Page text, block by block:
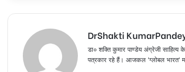
DrShakti
डा० शक्ति कुमार पाण्डेय अंग्रेजी
पत्रकार रहे हैं। आजकल 'ग्लोबल भारत'